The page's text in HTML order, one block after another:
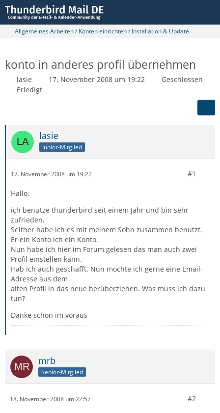
Allgemeines Arbeiten / Konten einrichten / Installation & Update
konto in anderes profil übernehmen
lasie 17. November 2008 um 19:22
Geschlossen
Erledigt
lasie
Junior-Mitglied
17. November 2008 um 19:22 #1
Hallo,
ich benutze thunderbird seit einem Jahr und bin sehr
zufrieden.
Seither habe ich es mit meinem Sohn zusammen benutzt.
Er ein Konto ich ein Konto.
Nun habe ich hier im Forum gelesen das man auch zwei
Profil einstellen kann.
Hab ich auch geschafft. Nun möchte ich gerne eine Email-
Adresse aus dem
alten Profil in das neue herüberziehen. Was muss ich dazu
tun?
Danke schon im voraus
mrb
Senior-Mitglied
18. November 2008 um 22:57 #2